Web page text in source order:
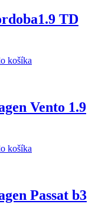
TD
košíka
Vento 1.9
košíka
Passat b3